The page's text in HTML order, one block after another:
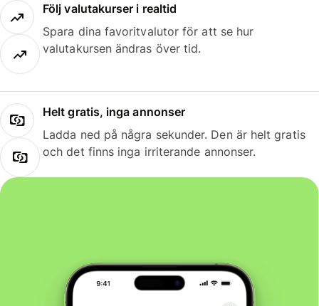
Följ valutakurser i realtid
Spara dina favoritvalutor för att se hur
valutakursen ändras över tid.
Helt gratis, inga annonser
Ladda ned på några sekunder. Den är helt gratis
och det finns inga irriterande annonser.